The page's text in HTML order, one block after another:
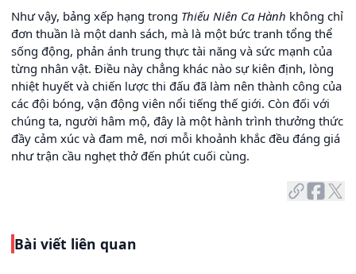
Như vậy, bảng xếp hạng trong Thiếu Niên Ca Hành không chỉ
đơn thuần là một danh sách, mà là một bức tranh tổng thể
sống động, phản ánh trung thực tài năng và sức mạnh của
từng nhân vật. Điều này chẳng khác nào sự kiên định, lòng
nhiệt huyết và chiến lược thi đấu đã làm nên thành công của
các đội bóng, vận động viên nổi tiếng thế giới. Còn đối với
chúng ta, người hâm mộ, đây là một hành trình thưởng thức
đầy cảm xúc và đam mê, nơi mỗi khoảnh khắc đều đáng giá
như trận cầu nghẹt thở đến phút cuối cùng.
Bài viết liên quan